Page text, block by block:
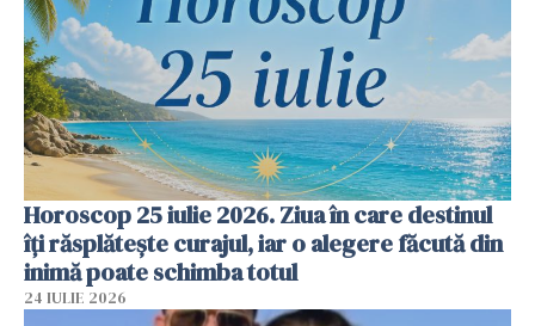
Horoscop 25 iulie 2026. Ziua în care destinul
îți răsplătește curajul, iar o alegere făcută din
inimă poate schimba totul
24 IULIE 2026